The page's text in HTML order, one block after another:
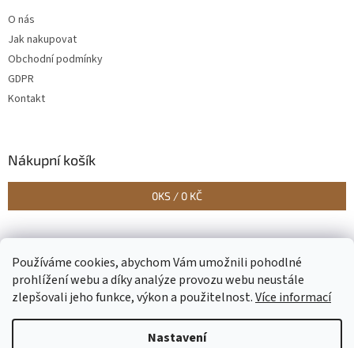
Používáme cookies, abychom Vám umožnili pohodlné
prohlížení webu a díky analýze provozu webu neustále
zlepšovali jeho funkce, výkon a použitelnost.Více informací
Nastavení
O nás
Jak nakupovat
Obchodní podmínky
GDPR
Kontakt
Nákupní košík
0KS / 0 KČ